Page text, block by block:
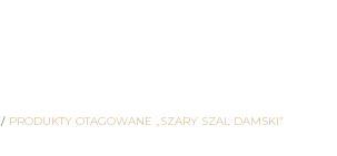
PRODUKTY OTAGOWANE „SZARY SZAL DAMSKI”